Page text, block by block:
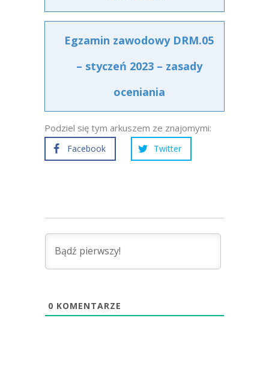
Egzamin zawodowy DRM.05
– styczeń 2023 – zasady
oceniania
Podziel się tym arkuszem ze znajomymi:
Facebook Twitter
0 KOMENTARZE